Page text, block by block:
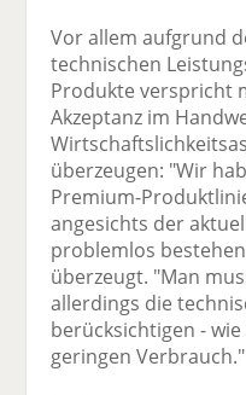
Vor allem aufgrund
technischen
Produkte verspricht
Akzeptanz im
überzeugen: "Wir
Premium-
angesichts der
problemlos
überzeugt. "Man
allerdings die
berücksichtigen -
geringen Verbrauch."